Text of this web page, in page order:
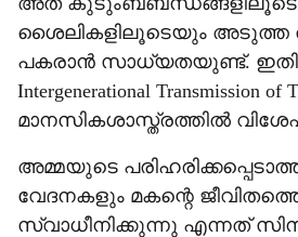
ശൈലികളിലൂടെയും അടുത്ത
പകരാന്‍ സാധ്യതയുണ്ട്.
Intergenerational Transmission
മാനസികശാസ്ത്രത്തില്‍
അമ്മയുടെ
വേദനകളും മകന്റെ
സ്വാധീനിക്കുന്നു എന്നത്